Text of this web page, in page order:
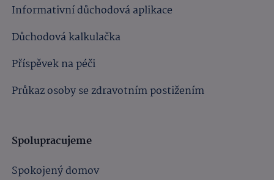
Informativní důchodová aplikace
Důchodová kalkulačka
Příspěvek na péči
Průkaz osoby se zdravotním postižením
Spolupracujeme
Spokojený domov